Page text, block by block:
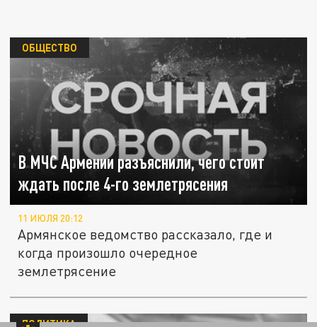
В МЧС Армении разъяснили, чего стоит
ждать после 4-го землетрясения
ОБЩЕСТВО
11 ИЮЛЯ 20:12
Армянское ведомство рассказало, где и
когда произошло очередное
землетрясение
ПОЛИТИКА